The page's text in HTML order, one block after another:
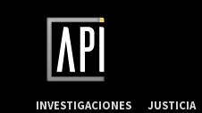
INVESTIGACIONES JUSTICIA